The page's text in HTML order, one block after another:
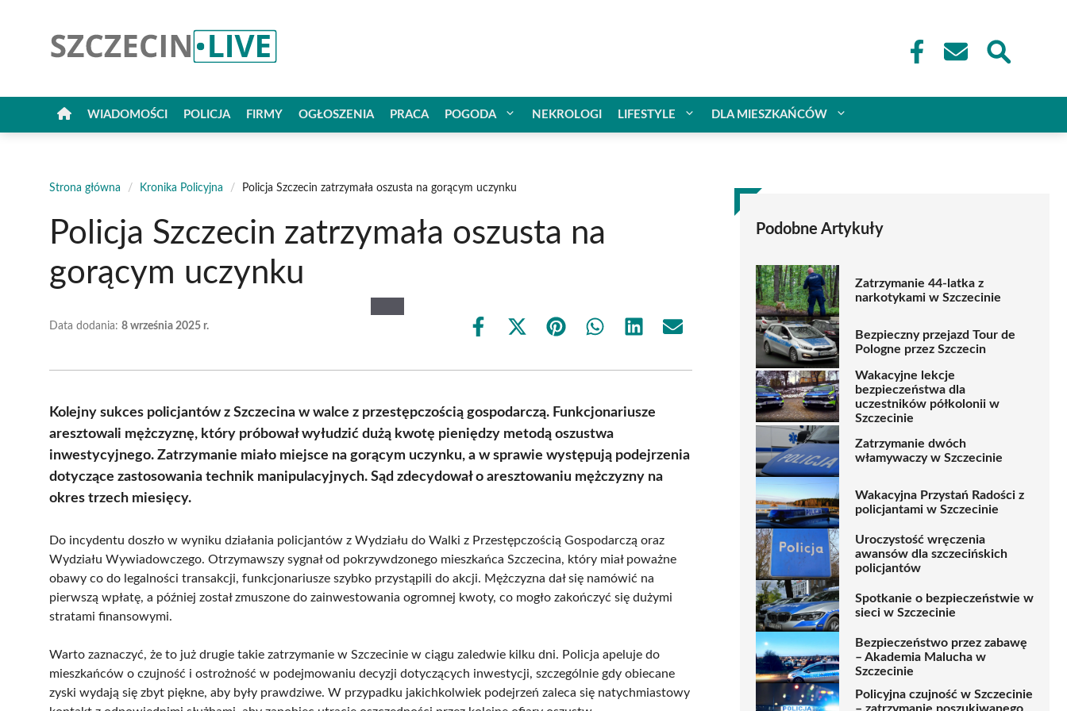
WIADOMOŚCI POLICJA FIRMY OGŁOSZENIA PRACA POGODA NEKROLOGI LIFESTYLE DLA MIESZKAŃCÓW
Strona główna / Kronika Policyjna / Policja Szczecin zatrzymała oszusta na gorącym uczynku
Policja Szczecin zatrzymała oszusta na
gorącym uczynku
Data dodania: 8 września 2025 r.
Share
Share
(Twitter)
Share Share Share Share
Kolejny sukces policjantów z Szczecina w walce z przestępczością gospodarczą. Funkcjonariusze
aresztowali mężczyznę, który próbował wyłudzić dużą kwotę pieniędzy metodą oszustwa
inwestycyjnego. Zatrzymanie miało miejsce na gorącym uczynku, a w sprawie występują podejrzenia
dotyczące zastosowania technik manipulacyjnych. Sąd zdecydował o aresztowaniu mężczyzny na
okres trzech miesięcy.
Do incydentu doszło w wyniku działania policjantów z Wydziału do Walki z Przestępczością Gospodarczą oraz
Wydziału Wywiadowczego. Otrzymawszy sygnał od pokrzywdzonego mieszkańca Szczecina, który miał poważne
obawy co do legalności transakcji, funkcjonariusze szybko przystąpili do akcji. Mężczyzna dał się namówić na
pierwszą wpłatę, a później został zmuszone do zainwestowania ogromnej kwoty, co mogło zakończyć się dużymi
stratami finansowymi.
Warto zaznaczyć, że to już drugie takie zatrzymanie w Szczecinie w ciągu zaledwie kilku dni. Policja apeluje do
mieszkańców o czujność i ostrożność w podejmowaniu decyzji dotyczących inwestycji, szczególnie gdy obiecane
zyski wydają się zbyt piękne, aby były prawdziwe. W przypadku jakichkolwiek podejrzeń zaleca się natychmiastowy
Podobne Artykuły
Zatrzymanie 44-latka z
narkotykami w Szczecinie
Bezpieczny przejazd Tour de
Pologne przez Szczecin
Wakacyjne lekcje
bezpieczeństwa dla
uczestników półkolonii w
Szczecinie
Zatrzymanie dwóch
włamywaczy w Szczecinie
Wakacyjna Przystań Radości z
policjantami w Szczecinie
Uroczystość wręczenia
awansów dla szczecińskich
policjantów
Spotkanie o bezpieczeństwie w
sieci w Szczecinie
Bezpieczeństwo przez zabawę
– Akademia Malucha w
Szczecinie
Policyjna czujność w Szczecinie